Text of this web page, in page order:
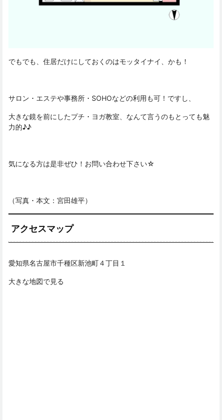
でもでも、住居だけにしておくのはモッタイナイ、かも！
サロン・エステや事務所・SOHOなどの利用も可！ですし、
大きな鏡を前にしたプチ・ヨガ教室、なんて言うのもとっても魅
力的♪♪
気になる方は是非ぜひ！お問い合わせ下さい☆
（写真・本文：宮田雄平）
アクセスマップ
愛知県名古屋市千種区新池町４丁目１
大きな地図で見る